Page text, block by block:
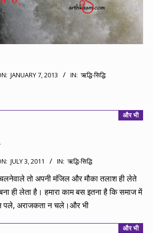
JANUARY 7, 2013 IN: ऋद्धि-सिद्धि
और भी
JULY 3, 2011 IN: ऋद्धि-सिद्धि
तो अपनी मंजिल और मौका तलाश ही लेते
ही लेता है। हमारा काम बस इतना है कि समाज में
पले, अराजकता न चले।और भी
और भी